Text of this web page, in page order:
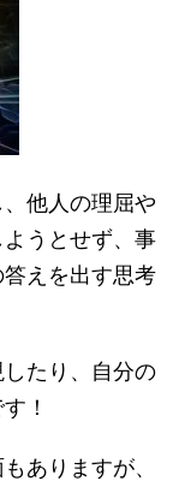
他人の理屈や
うとせず、事
えを出す思考
たり、自分の
！
ありますが、